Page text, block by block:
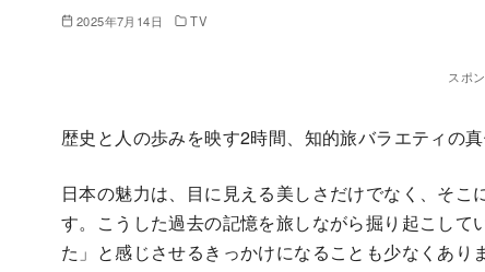
2025年7月14日 TV
スポ
歴史と人の歩みを映す2時間、知的旅バラエティの
日本の魅力は、目に見える美しさだけでなく、そ
す。こうした過去の記憶を旅しながら掘り起こし
た」と感じさせるきっかけになることも少なくあり